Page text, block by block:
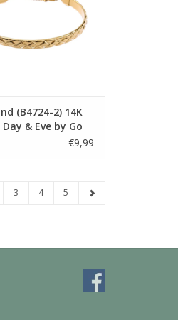
(B4724-2) 14K
& Eve by Go
€9,99
3 4 5